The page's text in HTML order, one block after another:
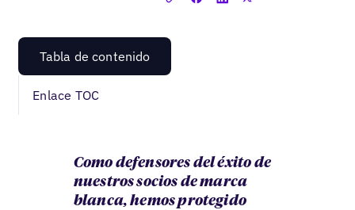
Tabla de contenido
Enlace TOC
Como defensores del éxito de
nuestros socios de marca
blanca, hemos protegido